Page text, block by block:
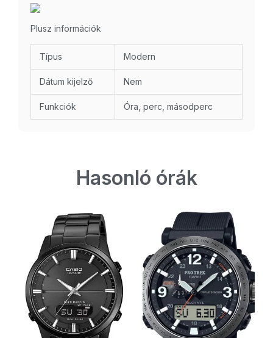
Plusz információk
Típus Modern
Dátum kijelző Nem
Funkciók Óra, perc, másodperc
Hasonló órák